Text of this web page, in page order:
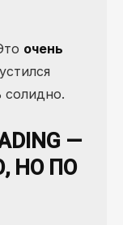
очень
солидно.
—
НО ПО